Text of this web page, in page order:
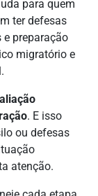
para quem
ter defesas
preparação
migratório e
. E isso
ou defesas
atenção.